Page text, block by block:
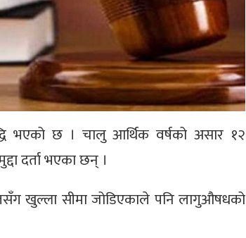
भएको छ । चालु आर्थिक वर्षको असार १२
दर्ता भएका छन् ।
खुल्ला सीमा जोडिएकाले पनि लागुऔषधको